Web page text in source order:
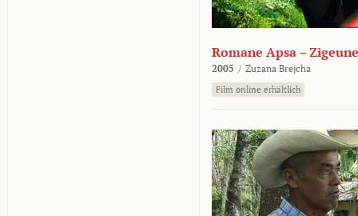
Romane Apsa –
2005 / Zuzana Brejcha
Film online erhältlich